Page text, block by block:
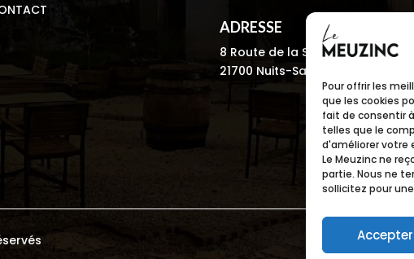
Pour offrir les
que les cookies
fait de consentir
telles que le
d'améliorer votre
Le Meuzinc ne
partie. Nous ne
sollicitez pour
Accepter
ADRESSE
8 Route de la Serrée
21700 Nuits-Saint-Georges